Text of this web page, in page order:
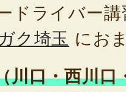
ドライバー
ク埼玉 にお
川口・西川口